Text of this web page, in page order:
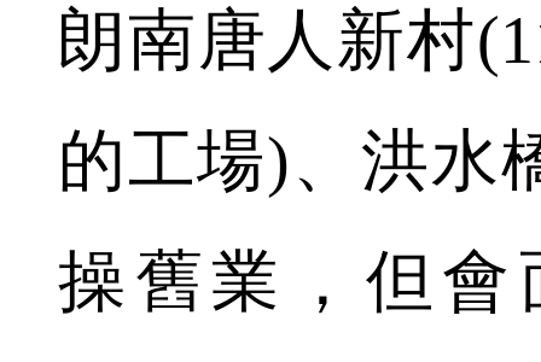
朗南唐人新村
的工場)、洪水
操舊業，但會